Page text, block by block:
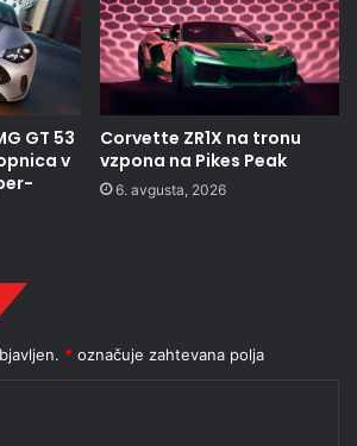
GT 53
v
Corvette ZR1X na tronu
vzpona na Pikes Peak
6. avgusta, 2026
* označuje zahtevana polja